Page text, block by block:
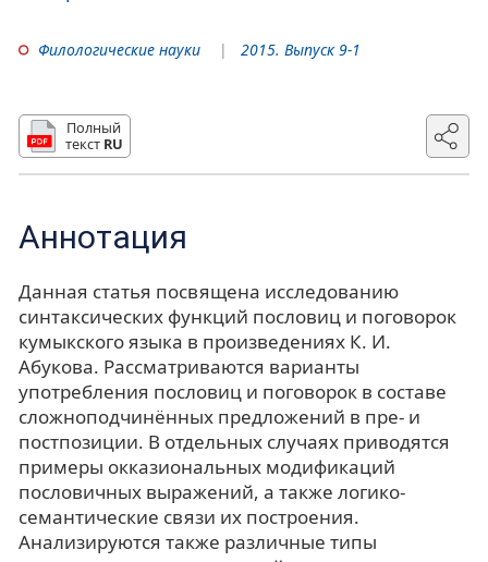
Филологические науки 2015. Выпуск 9-1
Полный
текст RU
Аннотация
Данная статья посвящена исследованию
синтаксических функций пословиц и поговорок
кумыкского языка в произведениях К. И.
Абукова. Рассматриваются варианты
употребления пословиц и поговорок в составе
сложноподчинённых предложений в пре- и
постпозиции. В отдельных случаях приводятся
примеры окказиональных модификаций
пословичных выражений, а также логико-
семантические связи их построения.
Анализируются также различные типы